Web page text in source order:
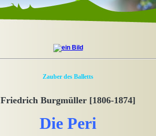
Zauber des Balletts
Friedrich Burgmüller [1806-1874]
Die Peri